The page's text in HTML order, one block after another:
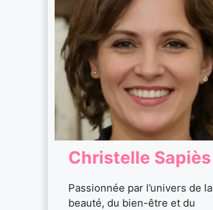
Christelle Sapiès
Passionnée par l’univers de la
beauté, du bien-être et du